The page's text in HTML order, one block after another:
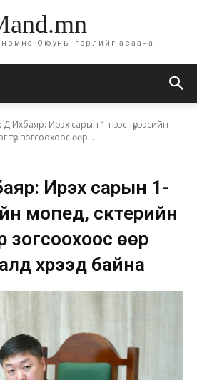
Оюуны гэрлийг асаана
Ирэх сарын 1-нээс түрээсийн
түр зогсоохоос өөр...
Ирэх сарын 1-
мопед, скүүтерийн
зогсоохоос өөр
хүрээд байна